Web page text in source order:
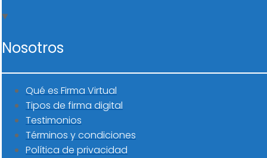
Nosotros
Qué es Firma Virtual
Tipos de firma digital
Testimonios
Términos y condiciones
Política de privacidad